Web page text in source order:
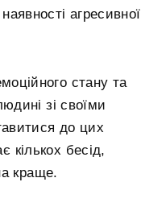
агресивної
стану та
зі своїми
до цих
кількох бесід,
краще.